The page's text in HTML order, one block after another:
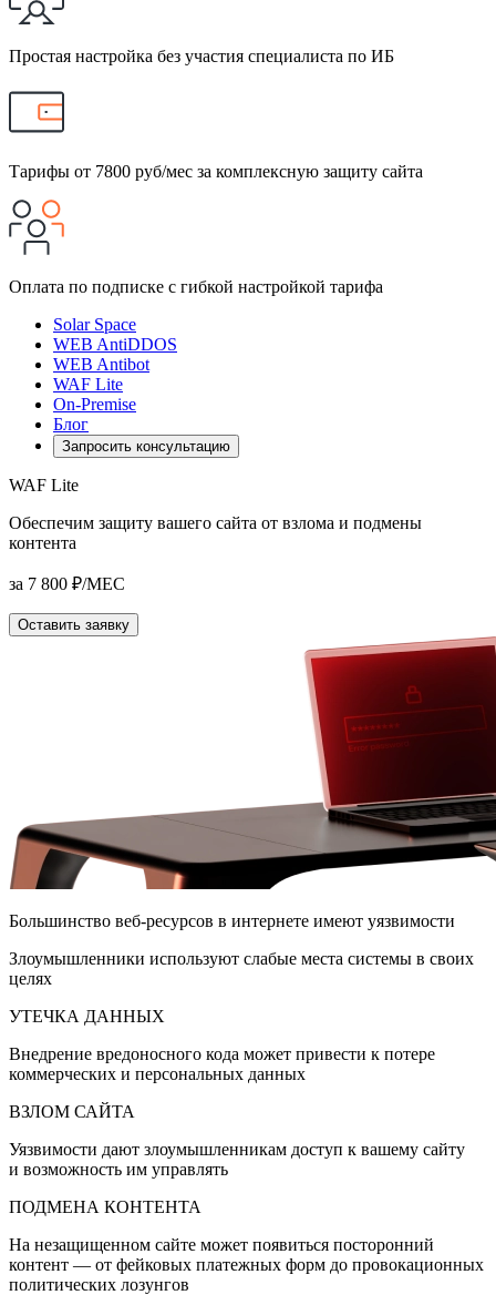
Простая настройка без участия специалиста по ИБ
Тарифы от 7800 руб/мес за комплексную защиту сайта
Оплата по подписке с гибкой настройкой тарифа
Solar Space
WEB AntiDDOS
WEB Antibot
WAF Lite
On-Premise
Блог
Запросить консультацию
WAF Lite
Обеспечим защиту вашего сайта от взлома и подмены
контента
за 7 800 ₽/МЕС
Оставить заявку
Большинство веб-ресурсов в интернете имеют уязвимости
Злоумышленники используют слабые места системы в своих
целях
УТЕЧКА ДАННЫХ
Внедрение вредоносного кода может привести к потере
коммерческих и персональных данных
ВЗЛОМ САЙТА
Уязвимости дают злоумышленникам доступ к вашему сайту
и возможность им управлять
ПОДМЕНА КОНТЕНТА
На незащищенном сайте может появиться посторонний
контент — от фейковых платежных форм до провокационных
политических лозунгов